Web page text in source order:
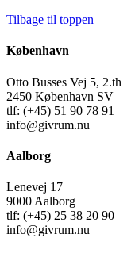
Tilbage til toppen
København
Otto Busses Vej 5, 2.th
2450 København SV
tlf: (+45) 51 90 78 91
info@givrum.nu
Aalborg
Lenevej 17
9000 Aalborg
tlf: (+45) 25 38 20 90
info@givrum.nu